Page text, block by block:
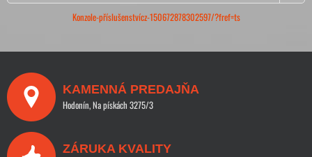
Konzole-příslušenstvícz-150672878302597/?fref=ts
KAMENNÁ PREDAJŇA
Hodonín, Na pískách 3275/3
ZÁRUKA KVALITY